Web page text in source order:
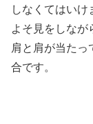
しなくてはいけ
よそ見をしなが
肩と肩が当たっ
合です。